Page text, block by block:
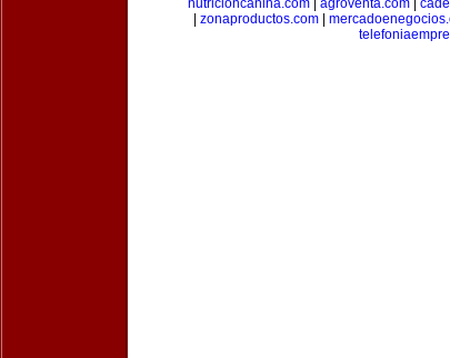
nutricioncanina.com| agroventa.com|
zonaproductos.com